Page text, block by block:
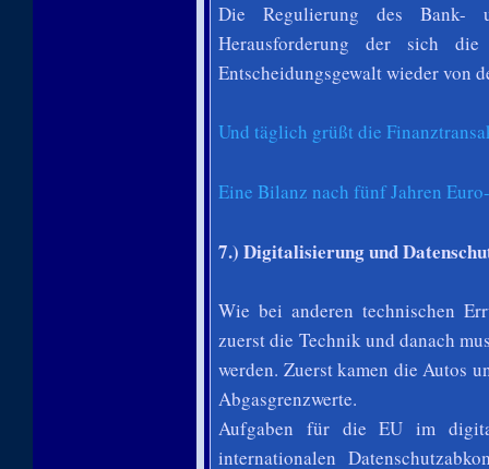
Die Regulierung des Bank-
Herausforderung der sich
Entscheidungsgewalt wieder von
Und täglich grüßt die
Eine Bilanz nach fünf Jahren
7.) Digitalisierung und
Wie bei anderen technischen
zuerst die Technik und danach
werden. Zuerst kamen die Autos
Abgasgrenzwerte.
Aufgaben für die EU im
internationalen